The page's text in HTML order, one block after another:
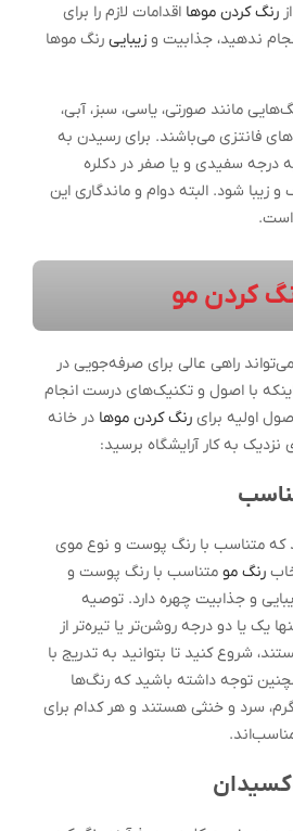
رنگ کردن موها اقدامات لازم را برای
ندهید، جذابیت و زیبایی رنگ موها
مانند صورتی، یاسی، سبز، آبی،
فانتزی می‌باشند. برای رسیدن به
درجه سفیدی و یا صفر در دکلره
زیبا شود. البته دوام و ماندگاری این
است.
کردن مو
راهی عالی برای صرفه‌جویی در
با اصول و تکنیک‌های درست انجام
اولیه برای رنگ کردن موها در خانه
به کار آرایشگاه برسید:
که متناسب با رنگ پوست و نوع موی
رنگ مو متناسب با رنگ پوست و
و جذابیت چهره دارد. توصیه
یک یا دو درجه روشن‌تر یا تیره‌تر از
شروع کنید تا بتوانید به تدریج با
توجه داشته باشید که رنگ‌ها
سرد و خنثی هستند و هر کدام برای